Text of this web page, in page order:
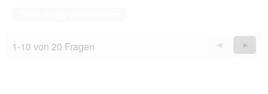
1-10 von 20 Fragen
Zurück
Questions
◄
Weiter
►